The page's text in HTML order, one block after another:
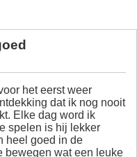
het eerst weer
dat ik nog nooit
Elke dag word ik
spelen is hij lekker
heel goed in de
bewegen wat een leuke